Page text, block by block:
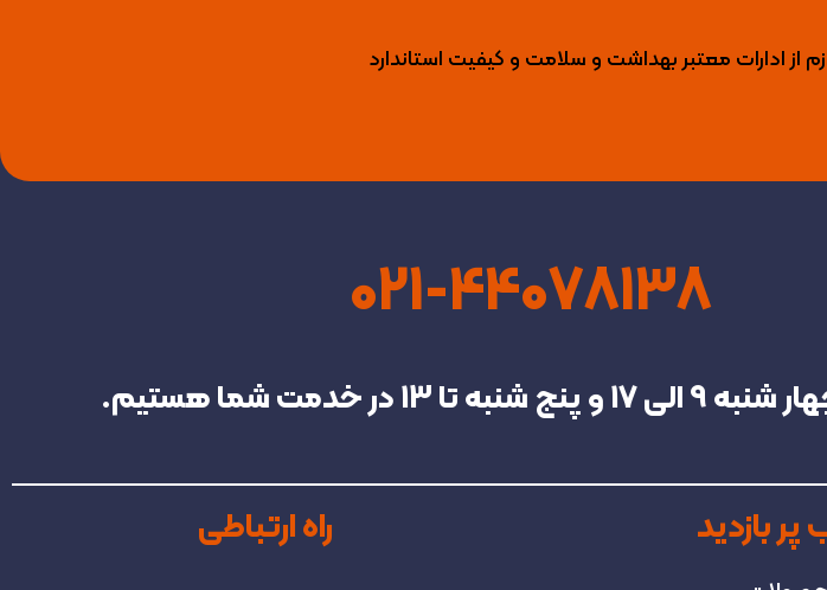
از ادارات معتبر بهداشت و سلامت و کیفیت استاندارد
021-44078138
تا 13 در خدمت شما هستیم.
بازدید راه ارتباطی